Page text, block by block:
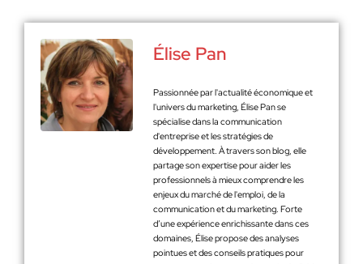
Élise Pan
Passionnée par l'actualité économique et
l'univers du marketing, Élise Pan se
spécialise dans la communication
d'entreprise et les stratégies de
développement. À travers son blog, elle
partage son expertise pour aider les
professionnels à mieux comprendre les
enjeux du marché de l'emploi, de la
communication et du marketing. Forte
d’une expérience enrichissante dans ces
domaines, Élise propose des analyses
pointues et des conseils pratiques pour